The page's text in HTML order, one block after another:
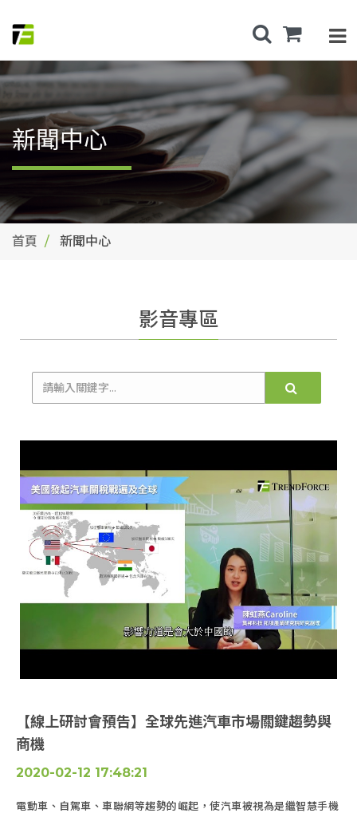
新聞中心
首頁 新聞中心
影音專區
【線上研討會預告】全球先進汽車市場關鍵趨勢與
商機
2020-02-12 17:48:21
電動車、自駕車、車聯網等趨勢的崛起，使汽車被視為是繼智慧手機